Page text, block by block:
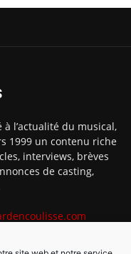
l’actualité du musical,
1999 un contenu riche
interviews, brèves
de casting,